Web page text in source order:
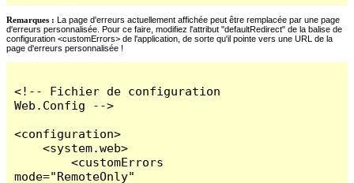
Remarques : La page d'erreurs actuellement affichée peut être remplacée par une page
d'erreurs personnalisée. Pour ce faire, modifiez l'attribut "defaultRedirect" de la balise de
configuration <customErrors> de l'application, de sorte qu'il pointe vers une URL de la
page d'erreurs personnalisée !
<!-- Fichier de configuration
Web.Config -->
<configuration>
    <system.web>
        <customErrors
mode="RemoteOnly"